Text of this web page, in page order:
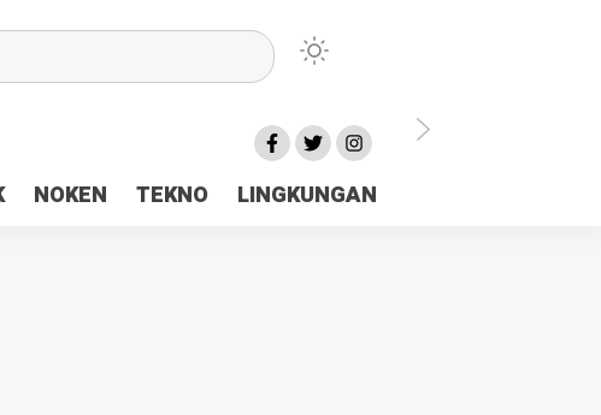
NOKEN TEKNO LINGKUNGAN
Pemilu Ceria Tanah Papua
Kas Daerah Rp23 Miliar Disorot